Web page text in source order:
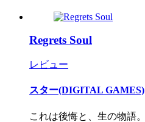
Regrets Soul
レビュー
スター(DIGITAL GAMES)
これは後悔と、生の物語。